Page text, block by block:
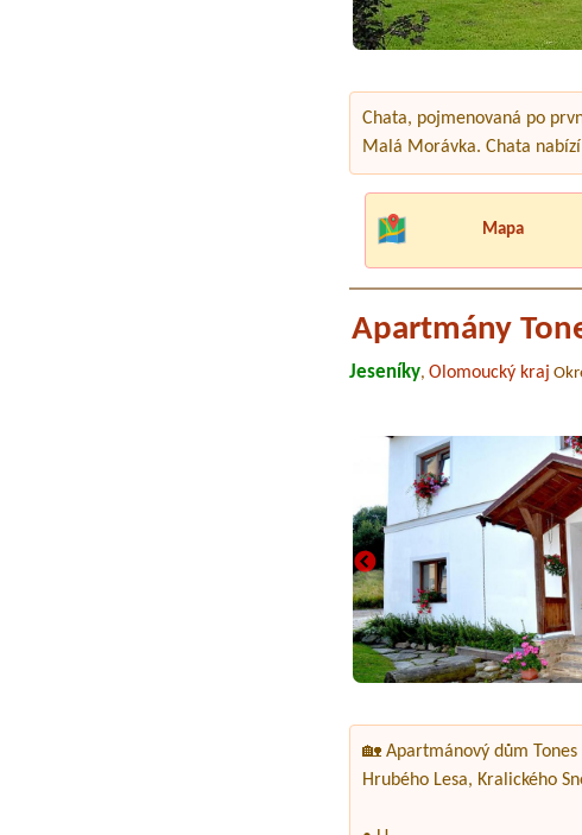
Chata, pojmenovaná po
Malá Morávka. Chata
Mapa
Apartmány
Jeseníky, Olomoucký kraj
🏡 Apartmánový dům
Hrubého Lesa, Kralického